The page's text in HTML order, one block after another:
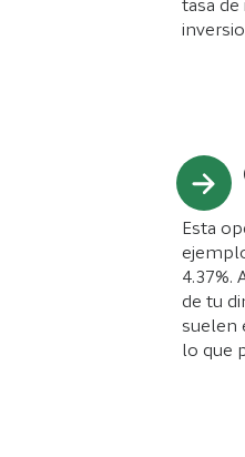
tasa de
Esta
4.37%.
de tu
suelen
lo que